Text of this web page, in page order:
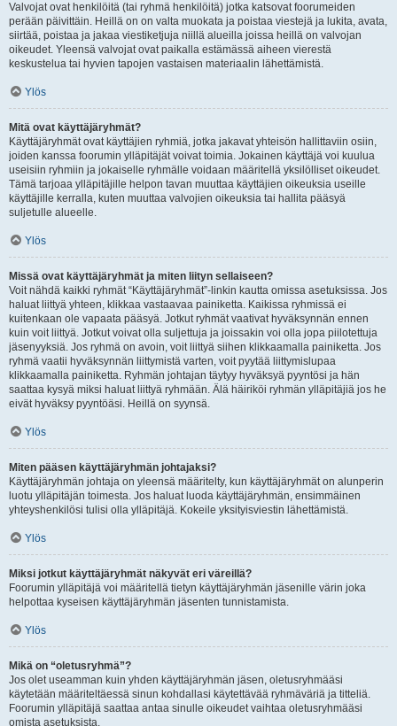
Valvojat ovat henkilöitä (tai ryhmä henkilöitä) jotka katsovat foorumeiden
perään päivittäin. Heillä on on valta muokata ja poistaa viestejä ja lukita, avata,
siirtää, poistaa ja jakaa viestiketjuja niillä alueilla joissa heillä on valvojan
oikeudet. Yleensä valvojat ovat paikalla estämässä aiheen vierestä
keskustelua tai hyvien tapojen vastaisen materiaalin lähettämistä.
Ylös
Mitä ovat käyttäjäryhmät?
Käyttäjäryhmät ovat käyttäjien ryhmiä, jotka jakavat yhteisön hallittaviin osiin,
joiden kanssa foorumin ylläpitäjät voivat toimia. Jokainen käyttäjä voi kuulua
useisiin ryhmiin ja jokaiselle ryhmälle voidaan määritellä yksilölliset oikeudet.
Tämä tarjoaa ylläpitäjille helpon tavan muuttaa käyttäjien oikeuksia useille
käyttäjille kerralla, kuten muuttaa valvojien oikeuksia tai hallita pääsyä
suljetulle alueelle.
Ylös
Missä ovat käyttäjäryhmät ja miten liityn sellaiseen?
Voit nähdä kaikki ryhmät “Käyttäjäryhmät”-linkin kautta omissa asetuksissa. Jos
haluat liittyä yhteen, klikkaa vastaavaa painiketta. Kaikissa ryhmissä ei
kuitenkaan ole vapaata pääsyä. Jotkut ryhmät vaativat hyväksynnän ennen
kuin voit liittyä. Jotkut voivat olla suljettuja ja joissakin voi olla jopa piilotettuja
jäsenyyksiä. Jos ryhmä on avoin, voit liittyä siihen klikkaamalla painiketta. Jos
ryhmä vaatii hyväksynnän liittymistä varten, voit pyytää liittymislupaa
klikkaamalla painiketta. Ryhmän johtajan täytyy hyväksyä pyyntösi ja hän
saattaa kysyä miksi haluat liittyä ryhmään. Älä häiriköi ryhmän ylläpitäjiä jos he
eivät hyväksy pyyntöäsi. Heillä on syynsä.
Ylös
Miten pääsen käyttäjäryhmän johtajaksi?
Käyttäjäryhmän johtaja on yleensä määritelty, kun käyttäjäryhmät on alunperin
luotu ylläpitäjän toimesta. Jos haluat luoda käyttäjäryhmän, ensimmäinen
yhteyshenkilösi tulisi olla ylläpitäjä. Kokeile yksityisviestin lähettämistä.
Ylös
Miksi jotkut käyttäjäryhmät näkyvät eri väreillä?
Foorumin ylläpitäjä voi määritellä tietyn käyttäjäryhmän jäsenille värin joka
helpottaa kyseisen käyttäjäryhmän jäsenten tunnistamista.
Ylös
Mikä on “oletusryhmä”?
Jos olet useamman kuin yhden käyttäjäryhmän jäsen, oletusryhmääsi
käytetään määriteltäessä sinun kohdallasi käytettävää ryhmäväriä ja titteliä.
Foorumin ylläpitäjä saattaa antaa sinulle oikeudet vaihtaa oletusryhmääsi
omista asetuksista.